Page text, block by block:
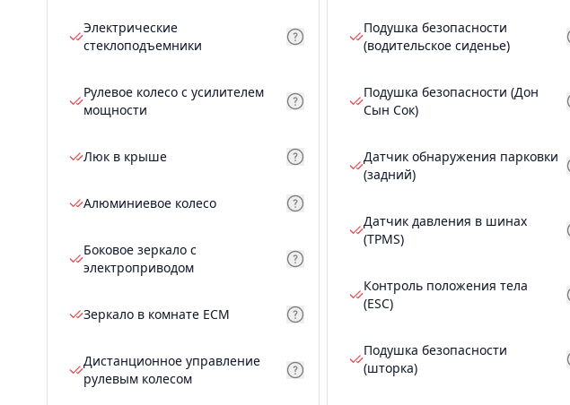
Электрические
стеклоподъемники
Рулевое колесо с усилителем
мощности
Люк в крыше
Алюминиевое колесо
Боковое зеркало с
электроприводом
Зеркало в комнате ECM
Дистанционное управление
рулевым колесом
Подушка безопасности
(водительское сиденье)
Подушка безопасности (Дон
Сын Сок)
Датчик обнаружения парковки
(задний)
Датчик давления в шинах
(TPMS)
Контроль положения тела
(ESC)
Подушка безопасности
(шторка)